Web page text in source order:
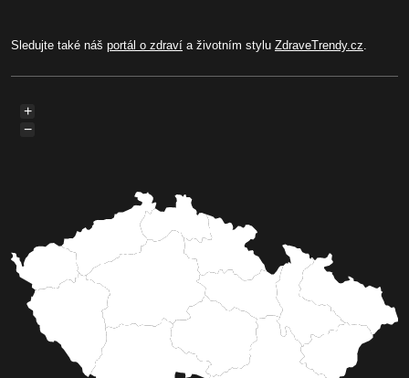
Sledujte také náš portál o zdraví a životním stylu ZdraveTrendy.cz
+
−